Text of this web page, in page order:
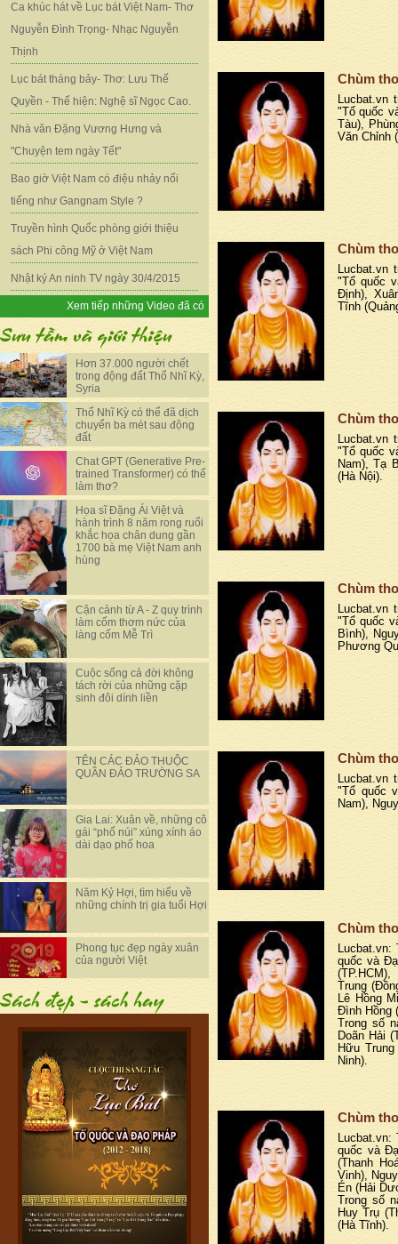
Ca khúc hát về Lục bát Việt Nam- Thơ
Nguyễn Đình Trọng- Nhạc Nguyễn
Thịnh
Lục bát tháng bảy- Thơ: Lưu Thế
Quyền - Thể hiện: Nghệ sĩ Ngọc Cao.
Nhà văn Đặng Vương Hưng và
"Chuyện tem ngày Tết"
Bao giờ Việt Nam có điệu nhảy nổi
tiếng như Gangnam Style ?
Truyền hình Quốc phòng giới thiệu
sách Phi công Mỹ ở Việt Nam
Nhật ký An ninh TV ngày 30/4/2015
Xem tiếp những Video đã có
Hơn 37.000 người chết
trong động đất Thổ Nhĩ Kỳ,
Syria
Thổ Nhĩ Kỳ có thể đã dịch
chuyển ba mét sau động
đất
Chat GPT (Generative Pre-
trained Transformer) có thể
làm thơ?
Họa sĩ Đặng Ái Việt và
hành trình 8 năm rong ruổi
khắc họa chân dung gần
1700 bà mẹ Việt Nam anh
hùng
Cận cảnh từ A - Z quy trình
làm cốm thơm nức của
làng cốm Mễ Trì
Cuộc sống cả đời không
tách rời của những cặp
sinh đôi dính liền
TÊN CÁC ĐẢO THUỘC
QUẦN ĐẢO TRƯỜNG SA
Gia Lai: Xuân về, những cô
gái “phố núi” xúng xính áo
dài dạo phố hoa
Năm Kỷ Hợi, tìm hiểu về
những chính trị gia tuổi Hợi
Phong tục đẹp ngày xuân
của người Việt
Chùm
Lucbat.vn
"Tổ quốc
Tàu),
Văn Chỉnh
Chùm
Lucbat.vn
"Tổ quốc
Định),
Tĩnh
Chùm
Lucbat.vn
"Tổ quốc
Nam), Tạ
(Hà Nội).
Chùm
Lucbat.vn
"Tổ quốc
Bình),
Phương
Chùm
Lucbat.vn
"Tổ quốc
Nam),
Chùm
Lucbat.vn:
quốc và
Trung
Lê Hồng
Đình Hồng
Trong số
Doãn Hải
Hữu
Ninh).
Chùm
Lucbat.vn:
quốc và
(Thanh
Vinh),
Én (Hải
Trong số
Huy Trụ
(Hà Tĩnh).